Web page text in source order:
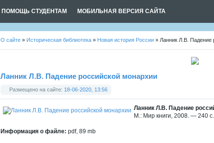
ПОМОЩЬ СТУДЕНТАМ МОБИЛЬНАЯ ВЕРСИЯ САЙТА
О сайте » Историческая библиотека » Новая история России » Ланник Л.В. Падение
Ланник Л.В. Падение российской монархии
Размещено на сайте: 18-06-2020, 13:56
Ланник Л.В. Падение
М.: Мир книги, 2008. — 240 с.
Информация о файле: pdf, 89 mb